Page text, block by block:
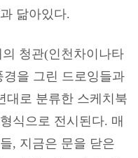
닮아있다.
의 청관(인천차이나타
경을 그린 드로잉들과
대로 분류한 스케치북
식으로 전시된다. 매
, 지금은 문을 닫은